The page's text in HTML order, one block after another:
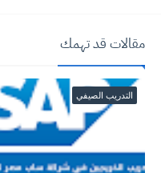
مقالات قد تهمك
التدريب الصيفي